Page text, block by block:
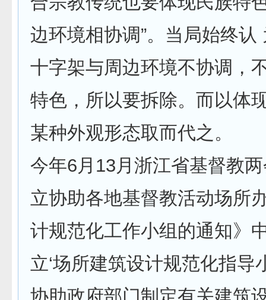
边环境相协调”。当局始终认
十字架与周边环境不协调，
特色，所以要拆除。而以体
某种外观形态取而代之。
今年6月13月浙江省基督教
立协助各地基督教活动场所
计规范化工作小组的通知》
立‘场所建筑设计规范化指导
协助政府部门制定有关建筑